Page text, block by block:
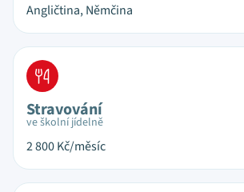
Angličtina, Němčina
Stravování
ve školní jídelně
2 800Kč/měsíc